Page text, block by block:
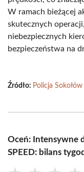
W ramach bieżącej
skutecznych
niebezpiecznych
bezpieczeństwa na
Źródło: Policja
Oceń: Intensywne
SPEED: bilans